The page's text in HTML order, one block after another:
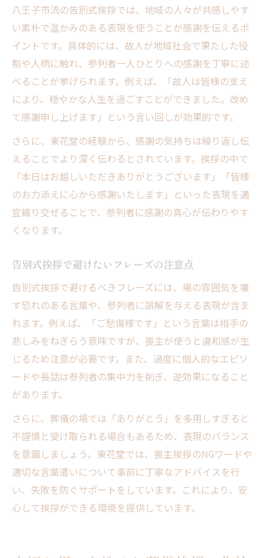
八王子市流の告別式挨拶では、地域の人々が共感しやす
い素朴で温かみのある表現を使うことが感謝を伝えるポ
イントです。具体的には、故人が地域社会で果たした役
割や人柄に触れ、参列者一人ひとりへの感謝を丁寧に述
べることが挙げられます。例えば、「故人は皆様の支え
により、穏やかな人生を過ごすことができました。改め
て感謝申し上げます」という言い回しが効果的です。
さらに、東花堂の経験から、感謝の気持ちは繰り返し伝
えることでより深く伝わるとされています。挨拶の中で
「本日はお越しいただきありがとうございます」「皆様
のお力添えに心から感謝いたします」といった表現を適
宜織り交ぜることで、参列者に感謝の真心が伝わりやす
くなります。
告別式挨拶で避けたいフレーズの注意点
告別式挨拶で避けるべきフレーズには、場の雰囲気を壊
す恐れのある言葉や、参列者に誤解を与える表現が含ま
れます。例えば、「ご愁傷様です」という言葉は相手の
悲しみをねぎらう意味ですが、喪主が使うと違和感が生
じるため注意が必要です。また、過度に個人的なエピソ
ードや長話は参列者の集中力を削ぎ、逆効果になること
があります。
さらに、葬儀の場では「ありがとう」を多用しすぎると
不謹慎と受け取られる場合もあるため、表現のバランス
を意識しましょう。東花堂では、喪主挨拶のNGワードや
適切な言葉遣いについて事前に丁寧なアドバイスを行
い、失敗を防ぐサポートをしています。これにより、安
心して挨拶ができる環境を提供しています。